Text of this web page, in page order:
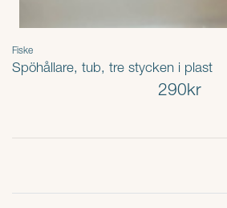
Fiske
Spöhållare, tub, tre stycken i plast
290kr